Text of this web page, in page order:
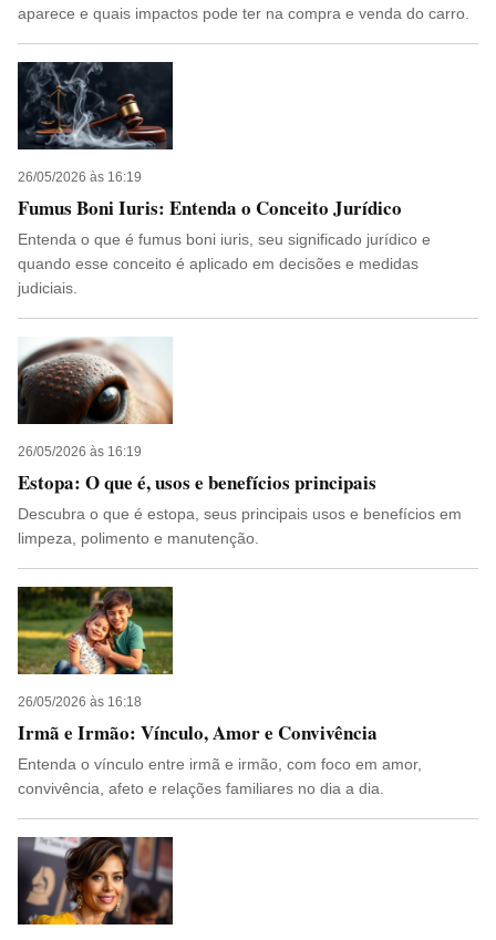
aparece e quais impactos pode ter na compra e venda do carro.
26/05/2026 às 16:19
Fumus Boni Iuris: Entenda o Conceito Jurídico
Entenda o que é fumus boni iuris, seu significado jurídico e
quando esse conceito é aplicado em decisões e medidas
judiciais.
26/05/2026 às 16:19
Estopa: O que é, usos e benefícios principais
Descubra o que é estopa, seus principais usos e benefícios em
limpeza, polimento e manutenção.
26/05/2026 às 16:18
Irmã e Irmão: Vínculo, Amor e Convivência
Entenda o vínculo entre irmã e irmão, com foco em amor,
convivência, afeto e relações familiares no dia a dia.